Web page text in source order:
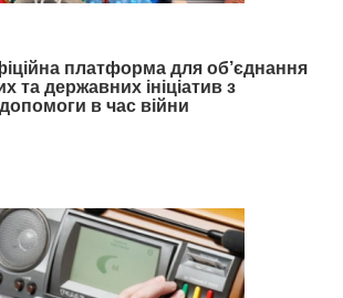
платформа для об’єднання
та державних ініціатив з
в час війни